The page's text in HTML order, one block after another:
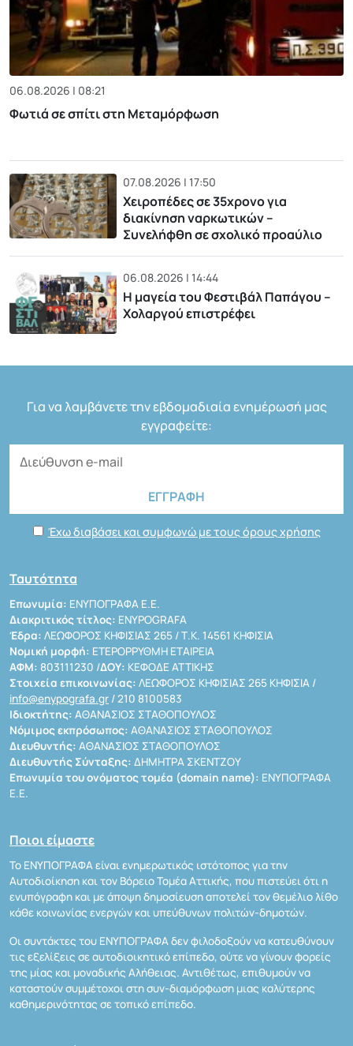
06.08.2026 | 08:21
Φωτιά σε σπίτι στη Μεταμόρφωση
07.08.2026 | 17:50
Χειροπέδες σε 35χρονο για
διακίνηση ναρκωτικών –
Συνελήφθη σε σχολικό προαύλιο
06.08.2026 | 14:44
Η μαγεία του Φεστιβάλ Παπάγου –
Χολαργού επιστρέφει
Για να λαμβάνετε την εβδομαδιαία ενημέρωσή μας
εγγραφείτε:
Έχω διαβάσει και συμφωνώ με τους όρους χρήσης
Ταυτότητα
Επωνυμία: ΕΝΥΠΟΓΡΑΦΑ Ε.Ε.
Διακριτικός τίτλος: ENYPOGRAFA
Έδρα: ΛΕΩΦΟΡΟΣ ΚΗΦΙΣΙΑΣ 265 / Τ.Κ. 14561 ΚΗΦΙΣΙΑ
Νομική μορφή: ΕΤΕΡΟΡΡΥΘΜΗ ΕΤΑΙΡΕΙΑ
ΑΦΜ: 803111230 /ΔΟΥ: ΚΕΦΟΔΕ ΑΤΤΙΚΗΣ
Στοιχεία επικοινωνίας: ΛΕΩΦΟΡΟΣ ΚΗΦΙΣΙΑΣ 265 ΚΗΦΙΣΙΑ /
info@enypografa.gr / 210 8100583
Ιδιοκτήτης: ΑΘΑΝΑΣΙΟΣ ΣΤΑΘΟΠΟΥΛΟΣ
Νόμιμος εκπρόσωπος: ΑΘΑΝΑΣΙΟΣ ΣΤΑΘΟΠΟΥΛΟΣ
Διευθυντής: ΑΘΑΝΑΣΙΟΣ ΣΤΑΘΟΠΟΥΛΟΣ
Διευθυντής Σύνταξης: ΔΗΜΗΤΡΑ ΣΚΕΝΤΖΟΥ
Επωνυμία του ονόματος τομέα (domain name): ΕΝΥΠΟΓΡΑΦΑ
Ε.Ε.
Ποιοι είμαστε
Το ΕΝΥΠΟΓΡΑΦΑ είναι ενημερωτικός ιστότοπος για την
Αυτοδιοίκηση και τον Βόρειο Τομέα Αττικής, που πιστεύει ότι η
ενυπόγραφη και με άποψη δημοσίευση αποτελεί τον θεμέλιο λίθο
κάθε κοινωνίας ενεργών και υπεύθυνων πολιτών-δημοτών.
Οι συντάκτες του ΕΝΥΠΟΓΡΑΦΑ δεν φιλοδοξούν να κατευθύνουν
τις εξελίξεις σε αυτοδιοικητικό επίπεδο, ούτε να γίνουν φορείς
της μίας και μοναδικής Αλήθειας. Αντιθέτως, επιθυμούν να
καταστούν συμμέτοχοι στη συν-διαμόρφωση μιας καλύτερης
καθημερινότητας σε τοπικό επίπεδο.